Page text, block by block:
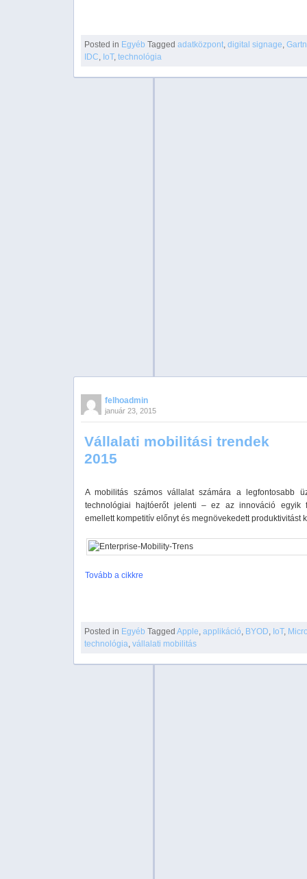
Posted in Egyéb Tagged adatközpont,digital signage,
IDC, IoT,technológia
felhoadmin
január 23, 2015
Vállalati mobilitási trendek
2015
A mobilitás számos vállalat számára a legfontosabb
technológiai hajtóerőt jelenti – ez az innováció egyik
emellett kompetitív előnyt és megnövekedett produktivitást
Tovább a cikkre
Posted in Egyéb Tagged Apple ,applikáció BYOD IoT,
technológia ,vállalati mobilitás